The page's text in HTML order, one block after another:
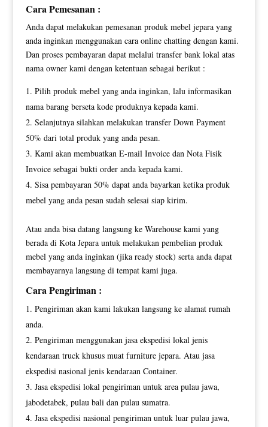
Cara Pemesanan :
Anda dapat melakukan pemesanan produk mebel jepara yang
anda inginkan menggunakan cara online chatting dengan kami.
Dan proses pembayaran dapat melalui transfer bank lokal atas
nama owner kami dengan ketentuan sebagai berikut :
Pilih produk mebel yang anda inginkan, lalu informasikan
nama barang berseta kode produknya kepada kami.
Selanjutnya silahkan melakukan transfer Down Payment
50% dari total produk yang anda pesan.
Kami akan membuatkan E-mail Invoice dan Nota Fisik
Invoice sebagai bukti order anda kepada kami.
Sisa pembayaran 50% dapat anda bayarkan ketika produk
mebel yang anda pesan sudah selesai siap kirim.
Atau anda bisa datang langsung ke Warehouse kami yang
berada di Kota Jepara untuk melakukan pembelian produk
mebel yang anda inginkan (jika ready stock) serta anda dapat
membayarnya langsung di tempat kami juga.
Cara Pengiriman :
Pengiriman akan kami lakukan langsung ke alamat rumah
anda.
Pengiriman menggunakan jasa ekspedisi lokal jenis
kendaraan truck khusus muat furniture jepara. Atau jasa
ekspedisi nasional jenis kendaraan Container.
Jasa ekspedisi lokal pengiriman untuk area pulau jawa,
jabodetabek, pulau bali dan pulau sumatra.
Jasa ekspedisi nasional pengiriman untuk luar pulau jawa,